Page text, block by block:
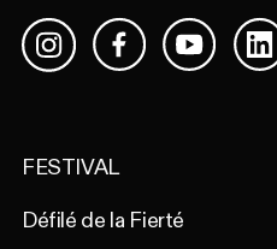
InstagramFacebook
FESTIVAL
Défilé de la Fierté